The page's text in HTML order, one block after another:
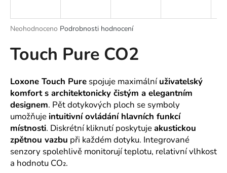
Průměrné
produktu
je
z
5
hvězdiček.
Neohodnoceno Podrobnosti hodnocení
Touch Pure CO2
Loxone Touch Pure spojuje maximálníuživatelský
komfort s architektonicky čistým a elegantním
designem. Pět dotykových ploch se symboly
umožňuje intuitivní ovládání hlavních funkcí
místnosti. Diskrétní kliknutí poskytujeakustickou
zpětnou vazbu při každém dotyku. Integrované
senzory spolehlivě monitorují teplotu, relativní vlhkost
a hodnotu CO₂.
j
t
?
HLEDAT
D